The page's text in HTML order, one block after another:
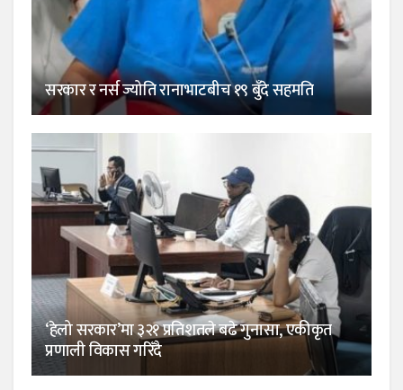
सरकार र नर्स ज्योति रानाभाटबीच १९ बुँदे सहमति
‘हेलो सरकार’मा ३२१ प्रतिशतले बढे गुनासा, एकीकृत
प्रणाली विकास गरिँदै